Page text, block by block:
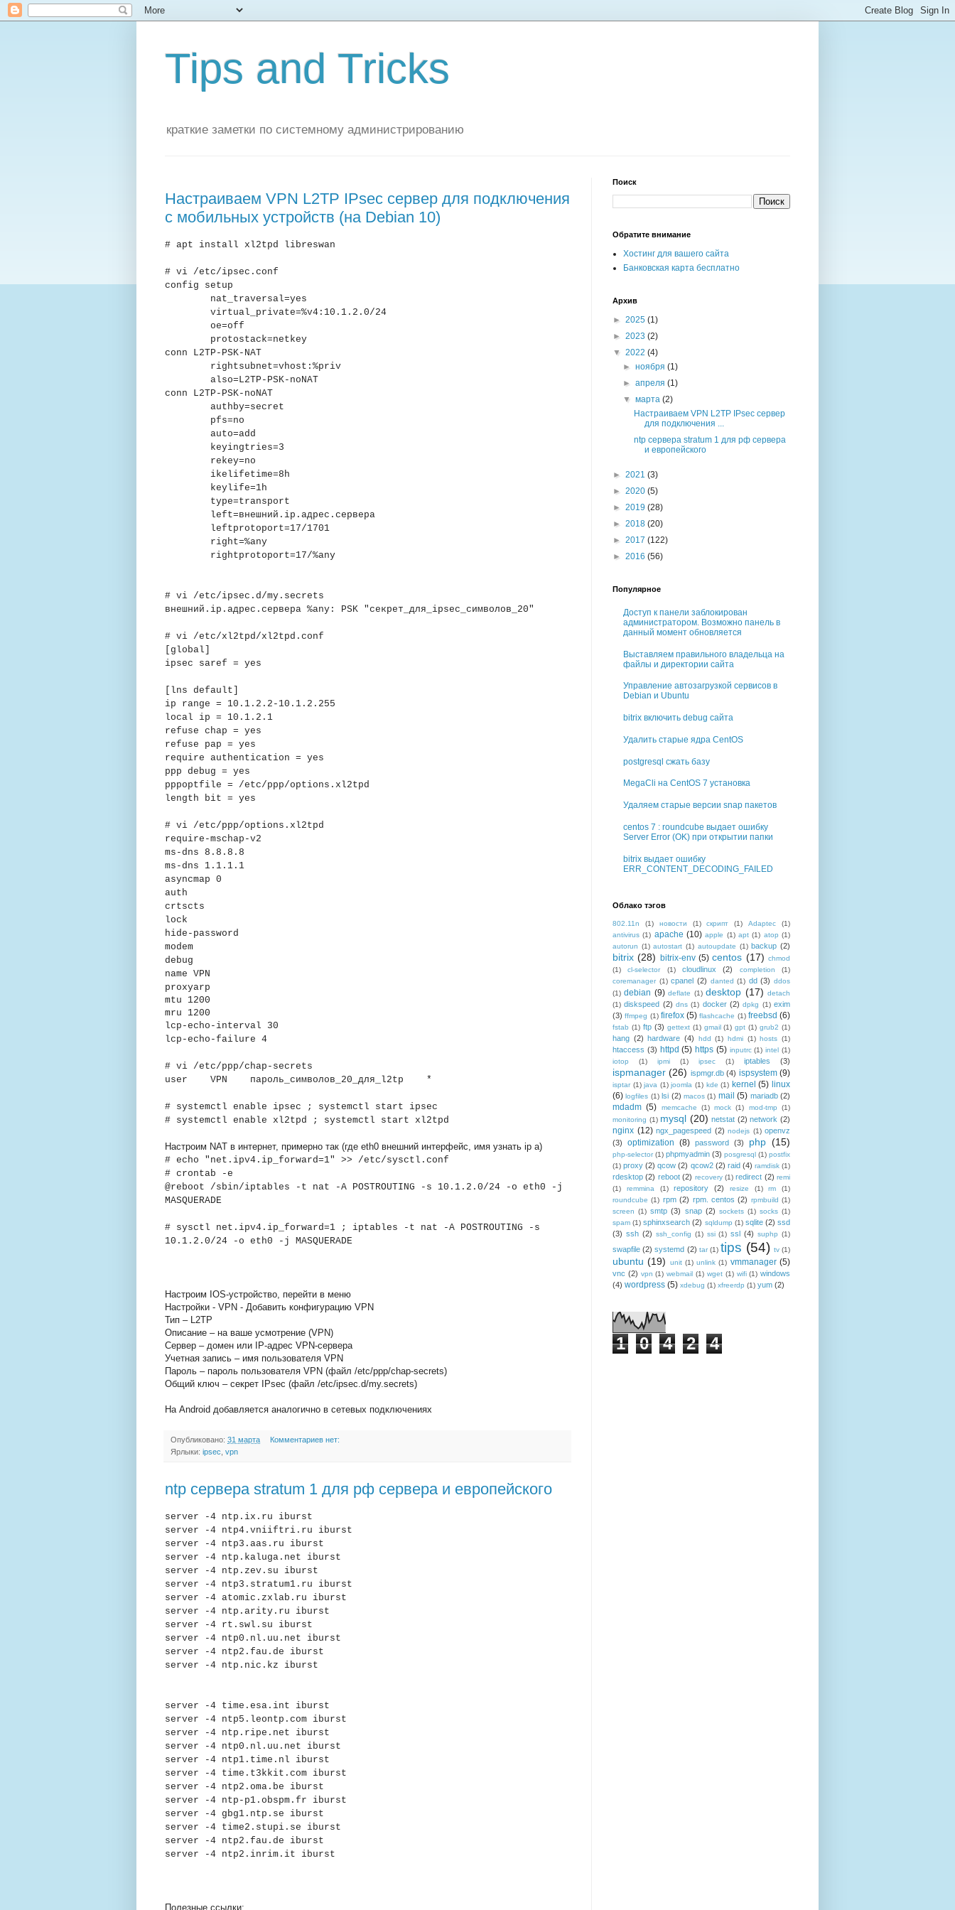
Tips and Tricks
краткие заметки по системному администрированию
Настраиваем VPN L2TP IPsec сервер для подключения
с мобильных устройств (на Debian 10)
# apt install xl2tpd libreswan
# vi /etc/ipsec.conf
config setup
nat_traversal=yes
virtual_private=%v4:10.1.2.0/24
oe=off
protostack=netkey
conn L2TP-PSK-NAT
rightsubnet=vhost:%priv
also=L2TP-PSK-noNAT
conn L2TP-PSK-noNAT
authby=secret
pfs=no
auto=add
keyingtries=3
rekey=no
ikelifetime=8h
keylife=1h
type=transport
left=внешний.ip.адрес.сервера
leftprotoport=17/1701
right=%any
rightprotoport=17/%any
# vi /etc/ipsec.d/my.secrets
внешний.ip.адрес.сервера %any: PSK "секрет_для_ipsec_символов_20"
# vi /etc/xl2tpd/xl2tpd.conf
[global]
ipsec saref = yes
[lns default]
ip range = 10.1.2.2-10.1.2.255
local ip = 10.1.2.1
refuse chap = yes
refuse pap = yes
require authentication = yes
ppp debug = yes
pppoptfile = /etc/ppp/options.xl2tpd
length bit = yes
# vi /etc/ppp/options.xl2tpd
require-mschap-v2
ms-dns 8.8.8.8
ms-dns 1.1.1.1
asyncmap 0
auth
crtscts
lock
hide-password
modem
debug
name VPN
proxyarp
mtu 1200
mru 1200
lcp-echo-interval 30
lcp-echo-failure 4
# vi /etc/ppp/chap-secrets
user VPN пароль_символов_20_для_l2tp *
# systemctl enable ipsec ; systemctl start ipsec
# systemctl enable xl2tpd ; systemctl start xl2tpd
Настроим NAT в интернет, примерно так (где eth0 внешний интерфейс, имя узнать ip a)
# echo "net.ipv4.ip_forward=1" >> /etc/sysctl.conf
# crontab -e
@reboot /sbin/iptables -t nat -A POSTROUTING -s 10.1.2.0/24 -o eth0 -j
MASQUERADE
# sysctl net.ipv4.ip_forward=1 ;
iptables -t nat -A POSTROUTING -s
10.1.2.0/24 -o eth0 -j MASQUERADE
Настроим IOS-устройство, перейти в меню
Настройки - VPN - Добавить конфигурацию VPN
Тип – L2TP
Описание – на ваше усмотрение (VPN)
Сервер – домен или IP-адрес VPN-сервера
Учетная запись – имя пользователя VPN
Пароль – пароль пользователя VPN (файл /etc/ppp/chap-secrets)
Общий ключ – секрет IPsec (файл /etc/ipsec.d/my.secrets)
На Android добавляется аналогично в сетевых подключениях
Опубликовано: 31 марта
Комментариев нет:
Ярлыки: ipsec vpn
ntp сервера stratum 1 для рф сервера и европейского
server -4 ntp.ix.ru iburst
server -4 ntp4.vniiftri.ru iburst
server -4 ntp3.aas.ru iburst
server -4 ntp.kaluga.net iburst
server -4 ntp.zev.su iburst
server -4 ntp3.stratum1.ru iburst
server -4 atomic.zxlab.ru iburst
server -4 ntp.arity.ru iburst
server -4 rt.swl.su iburst
server -4 ntp0.nl.uu.net iburst
server -4 ntp2.fau.de iburst
server -4 ntp.nic.kz iburst
server -4 time.esa.int iburst
server -4 ntp5.leontp.com iburst
server -4 ntp.ripe.net iburst
server -4 ntp0.nl.uu.net iburst
server -4 ntp1.time.nl iburst
server -4 time.t3kkit.com iburst
server -4 ntp2.oma.be iburst
server -4 ntp-p1.obspm.fr iburst
server -4 gbg1.ntp.se iburst
server -4 time2.stupi.se iburst
server -4 ntp2.fau.de iburst
server -4 ntp2.inrim.it iburst
Полезные ссылки:
Поиск
Обратите внимание
Хостинг для вашего сайта
Банковская карта бесплатно
Архив
► 2025 (1)
► 2023 (2)
▼ 2022 (4)
►ноября(1)
►апреля(1)
▼марта(2)
Настраиваем VPN L2TP IPsec сервер
для подключения ...
ntp сервера stratum 1 для рф сервера
и европейского
► 2021 (3)
► 2020 (5)
► 2019 (28)
► 2018 (20)
► 2017 (122)
► 2016 (56)
Популярное
Доступ к панели заблокирован
администратором. Возможно панель в
данный момент обновляется
Выставляем правильного владельца на
файлы и директории сайта
Управление автозагрузкой сервисов в
Debian и Ubuntu
bitrix включить debug сайта
Удалить старые ядра CentOS
postgresql сжать базу
MegaCli на CentOS 7 установка
Удаляем старые версии snap пакетов
centos 7 : roundcube выдает ошибку
Server Error (OK) при открытии папки
bitrix выдает ошибку
ERR_CONTENT_DECODING_FAILED
Облако тэгов
802.11n (1) новости (1) скрипт (1) Adaptec
(1)
antivirus (1) apache (10) apple (1) apt (1) atop (1)
autorun (1) autostart (1) autoupdate (1) backup (2)
bitrix (28) bitrix-env (5) centos (17) chmod
(1)
cl-selector (1) cloudlinux (2) completion
(1)
coremanager (1) cpanel (2) danted (1) dd (3) ddos
(1) debian (9) deflate (1) desktop (17) detach
(1) diskspeed (2) dns (1) docker (2) dpkg (1) exim
(3) ffmpeg (1) firefox (5) flashcache (1) freebsd (6)
fstab (1) ftp (3) gettext (1) gmail (1) gpt (1) grub2 (1)
hang (2) hardware (4) hdd (1) hdmi (1) hosts (1)
htaccess (3) httpd (5) https (5) inputrc (1) intel (1)
iotop
(1) ipmi (1) ipsec (1) iptables (3)
ispmanager (26) ispmgr.db (4) ispsystem (9)
isptar (1) java (1) joomla (1) kde (1) kernel (5) linux
(6) logfiles (1) lsi (2) macos (1) mail (5) mariadb (2)
mdadm (5) memcache (1) mock (1) mod-tmp
(1)
monitoring (1) mysql (20) netstat (2) network (2)
nginx (12) ngx_pagespeed (2) nodejs (1) openvz
(3)
optimization (8) password (3) php (15)
php-selector (1) phpmyadmin (3) posgresql (1) postfix
(1) proxy (2) qcow (2) qcow2 (2) raid (4) ramdisk (1)
rdesktop (2) reboot (2) recovery (1) redirect (2) remi
(1)
remmina (1) repository (2) resize (1) rm
(1)
roundcube (1) rpm (2) rpm. centos (2) rpmbuild (1)
screen (1) smtp (3) snap (2) sockets (1) socks (1)
spam (1) sphinxsearch (2) sqldump (1) sqlite (2) ssd
(3) ssh (2) ssh_config (1) ssi (1) ssl (4) suphp (1)
swapfile (2) systemd (2) tar (1) tips (54) tv (1)
ubuntu (19) unit (1) unlink (1) vmmanager (5)
vnc (2) vpn (1) webmail (1) wget (1) wifi (1) windows
(4) wordpress (5) xdebug (1) xfreerdp (1) yum (2)
1 0 4 2 4